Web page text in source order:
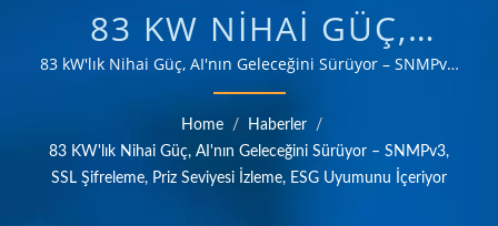
83 KW NIHAI GÜÇ,
AI'NIN GELECEĞINI
ŞEKILLENDIRIYOR –
SNMPV3, SSL
83 kW'lık Nihai Güç, AI'nın Geleceğini Sürüyor – SNMPv3,
SSL Şifreleme, Priz Seviyesi İzleme, ESG Uyumunu
İçeriyor | Endüstriyel, iletişim, otomotiv ve tüketici
pazarları gibi çeşitli alanlarda güç yönetimi
uygulamalarının ihtiyaçlarını karşılayan ürünler
Home / Haberler
/
83 KW'lık Nihai Güç, AI'nın Geleceğini Sürüyor – SNMPv3,
SSL Şifreleme, Priz Seviyesi İzleme, ESG Uyumunu İçeriyor